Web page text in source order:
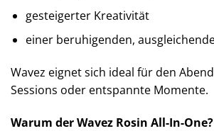
gesteigerter Kreativität
einer beruhigenden,
Wavez eignet sich ideal für den
Sessions oder entspannte Momente.
Warum der Wavez Rosin All-In-One?